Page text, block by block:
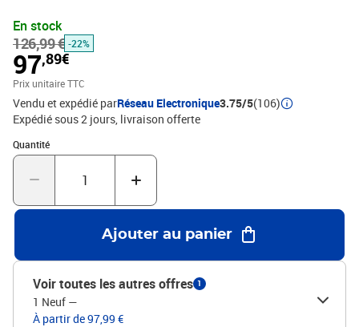
résistance, stabilité et résistance à l'humidité.Lattes de
contreplaqué : les lattes de contreplaqué assurent une bonne
répartition du poids, garantissant que le matelas reste en place à
chaque torsion de votre corps pendant le sommeil.Excellent
soutien : la tête de lit offre un excellent soutien du dos lorsque
vous vous asseyez dans votre lit pour lire ou regarder la télévision.
Bon à savoir :Un matelas n'est pas inclus avec ce lit. Nous offrons
une sélection variée de matelas. Vous pouvez consulter notre
boutique pour trouver un matelas assorti.Couleur : chêne
fuméMatériau du cadre de lit : bois d'ingénierie, métalMatériau des
H)Dimensions du matelas correspondant : 90 x 200 cm (l x L)
(matelas est non inclus)Capacité de charge maximale : 100
kgAssemblage requis : oui
En stock
126,99 € -22%
97,89€
Prix unitaire TTC
Vendu et expédié parRéseau Electronique3.75/5(106)
Expédié sous 2 jours livraison offerte
Quantité
Quantité : 1
Ajouter au panier
Voir toutes les autres offres 1
1 Neuf —
À partir de 97,99 €